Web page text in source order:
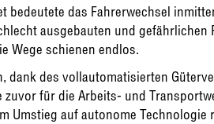
bedeutete das Fahrerwechsel
ausgebauten und gefährlichen
Wege schienen endlos.
dank des vollautomatisierten
zuvor für die Arbeits- und
Umstieg auf autonome